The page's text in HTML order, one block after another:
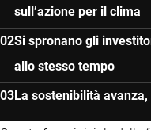
sull’azione per il clima
Si spronano gli
allo stesso tempo
La sostenibilità